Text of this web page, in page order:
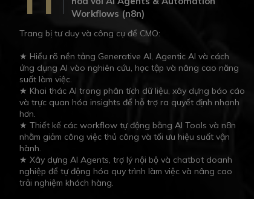
Workflows (n8n)
Trang bị tư duy và công cụ để CMO:
★ Hiểu rõ nền tảng Generative AI, Agentic AI và cách
ứng dụng AI vào nghiên cứu, học tập và nâng cao năng
suất làm việc.
★ Khai thác AI trong phân tích dữ liệu, xây dựng báo cáo
và trực quan hóa insights để hỗ trợ ra quyết định nhanh
hơn.
★ Thiết kế các workflow tự động bằng AI Tools và n8n
nhằm giảm công việc thủ công và tối ưu hiệu suất vận
hành.
★ Xây dựng AI Agents, trợ lý nội bộ và chatbot doanh
nghiệp để tự động hóa quy trình làm việc và nâng cao
trải nghiệm khách hàng.